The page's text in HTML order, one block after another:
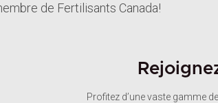
de Fertilisants Canada!
Profitez d’une vaste gamme